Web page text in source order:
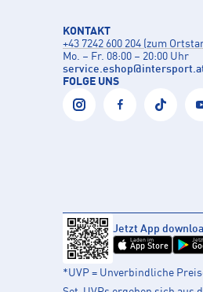
KONTAKT
+43 7242 600 204 (zum
Mo. – Fr. 08:00 – 20:00 Uhr
service.eshop@
FOLGE UNS
Jetzt App
Laden im
App Store
*UVP = Unverbindliche